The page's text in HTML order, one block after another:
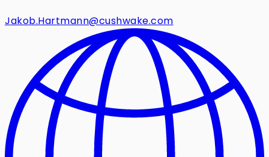
Jakob.Hartmann@cushwake.com